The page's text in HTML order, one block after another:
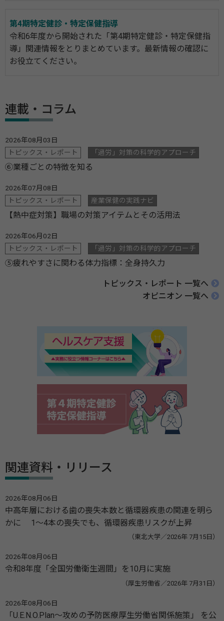
第4期特定健診・特定保健指導
令和6年度から開始された「第4期特定健診・特定保健指
導」関連情報をとりまとめています。最新情報の確認に
お役立てください。
連載・コラム
2026年08月03日
トピックス・レポート
「過労」対策の科学的アプローチ
⑥業種ごとの特徴を知る
2026年07月08日
トピックス・レポート
産業保健の実践ナビ
【熱中症対策】職場の対策アイテムとその活用法
2026年06月02日
トピックス・レポート
「過労」対策の科学的アプローチ
⑤疲れやすさに関わる体力指標：全身持久力
トピックス・レポート 一覧へ
オピニオン 一覧へ
関連資料・リリース
2026年08月06日
中高年層における歯の喪失本数と循環器疾患の関連を明ら
かに 1～4本の喪失でも、循環器疾患リスクが上昇
（東北大学／2026年 7月15日）
2026年08月06日
令和8年度「全国労働衛生週間」を10月に実施
（厚生労働省／2026年 7月31日）
2026年08月06日
「U.E.N.O.Plan～攻めの予防医療厚生労働省関係施策」 を公